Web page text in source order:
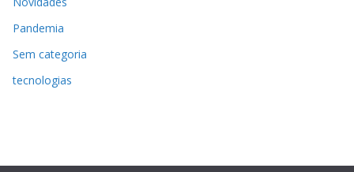
Pandemia
Sem categoria
tecnologias